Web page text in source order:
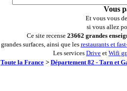
Vous
Et vous vous
si vous allez
Ce site recense 23662 grandes
grandes surfaces, ainsi que les restaurants et
Les services Drive et Wifi
Toute la France > Département 82 - Tarn et